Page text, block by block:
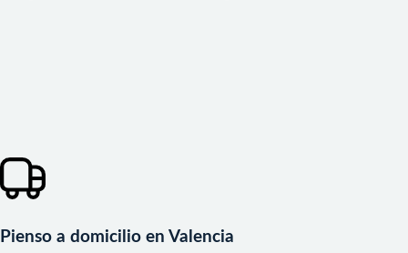
Pienso a domicilio en Valencia